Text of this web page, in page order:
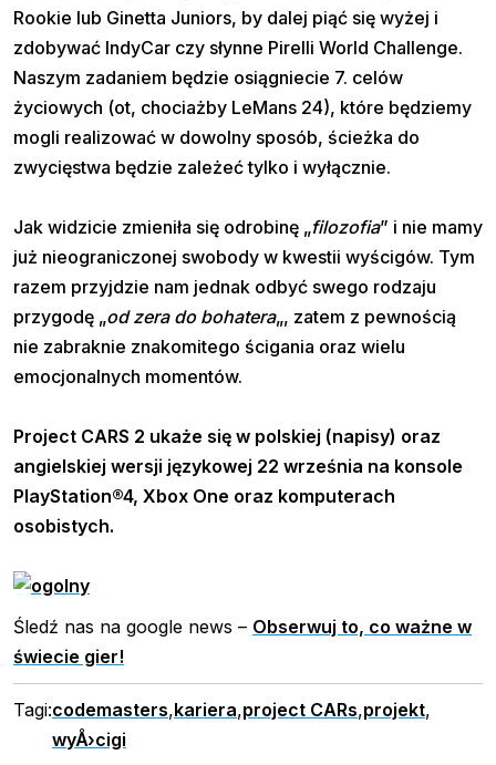
Rookie lub Ginetta Juniors, by dalej piąć się wyżej i
zdobywać IndyCar czy słynne Pirelli World Challenge.
Naszym zadaniem będzie osiągniecie 7. celów
życiowych (ot, chociażby LeMans 24), które będziemy
mogli realizować w dowolny sposób, ścieżka do
zwycięstwa będzie zależeć tylko i wyłącznie.
Jak widzicie zmieniła się odrobinę „filozofia” i nie mamy
już nieograniczonej swobody w kwestii wyścigów. Tym
razem przyjdzie nam jednak odbyć swego rodzaju
przygodę „od zera do bohatera„, zatem z pewnością
nie zabraknie znakomitego ścigania oraz wielu
emocjonalnych momentów.
Project CARS 2 ukaże się w polskiej (napisy) oraz
angielskiej wersji językowej 22 września na konsole
PlayStation®4, Xbox One oraz komputerach
osobistych.
Śledź nas na google news – Obserwuj to, co ważne w
świecie gier!
Tagi:codemasters,kariera,project CARs,projekt,
wyÅ›cigi